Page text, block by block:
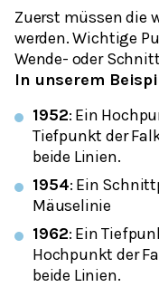
Zuerst müssen die
werden. Wichtige
Wende- oder
In unserem
1952: Ein
Tiefpunkt der
beide Linien.
1954: Ein
Mäuselinie
1962: Ein
Hochpunkt der
beide Linien.